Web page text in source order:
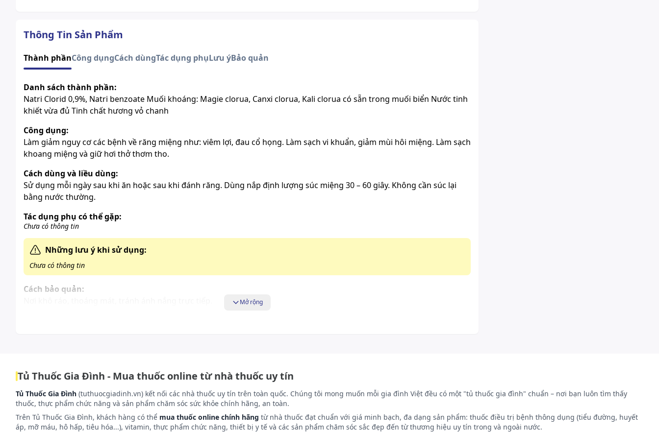
Thông Tin Sản Phẩm
Thành phầnCông dụngCách dùngTác dụng phụLưu ýBảo quản
Danh sách thành phần:
Natri Clorid 0,9%, Natri benzoate Muối khoáng: Magie clorua, Canxi clorua, Kali clorua có sẵn trong muối biển Nước tinh
khiết vừa đủ Tinh chất hương vỏ chanh
Công dụng:
Làm giảm nguy cơ các bệnh về răng miệng như: viêm lợi, đau cổ họng. Làm sạch vi khuẩn, giảm mùi hôi miệng. Làm sạch
khoang miệng và giữ hơi thở thơm tho.
Cách dùng và liều dùng:
Sử dụng mỗi ngày sau khi ăn hoặc sau khi đánh răng. Dùng nắp định lượng súc miệng 30 – 60 giây. Không cần súc lại
bằng nước thường.
Tác dụng phụ có thể gặp:
Chưa có thông tin
Những lưu ý khi sử dụng:
Chưa có thông tin
Cách bảo quản:
Mở rộng
Tủ Thuốc Gia Đình - Mua thuốc online từ nhà thuốc uy tín
Tủ Thuốc Gia Đình (tuthuocgiadinh.vn) kết nối các nhà thuốc uy tín trên toàn quốc. Chúng tôi mong muốn mỗi gia đình Việt đều có một "tủ thuốc gia đình" chuẩn – nơi bạn luôn tìm thấy
thuốc, thực phẩm chức năng và sản phẩm chăm sóc sức khỏe chính hãng, an toàn.
Trên Tủ Thuốc Gia Đình, khách hàng có thể mua thuốc online chính hãng từ nhà thuốc đạt chuẩn với giá minh bạch, đa dạng sản phẩm: thuốc điều trị bệnh thông dụng (tiểu đường, huyết
áp, mỡ máu, hô hấp, tiêu hóa...), vitamin, thực phẩm chức năng, thiết bị y tế và các sản phẩm chăm sóc sắc đẹp đến từ thương hiệu uy tín trong và ngoài nước.